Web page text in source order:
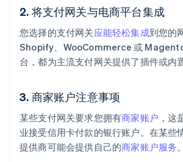
2. 将支付网关与电商平台集成
您选择的支付网关应能轻松集成到您的
Shopify、WooCommerce 或
台，都为主流支付网关提供了插件或内
3. 商家账户注意事项
某些支付网关要求您拥有商家账户 ，这
业接受信用卡付款的银行账户。在某些
提供商可能会提供自己的商家账户服务。